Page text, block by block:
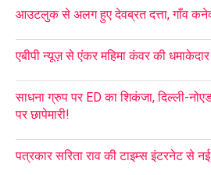
आउटलुक से अलग हुए देवब्रत दत्ता, गाँव
एबीपी न्यूज़ से एंकर महिमा कंवर की
साधना ग्रुप पर ED का शिकंजा, दिल्ली-
पर छापेमारी!
पत्रकार सरिता राव की टाइम्स इंटरनेट से नई